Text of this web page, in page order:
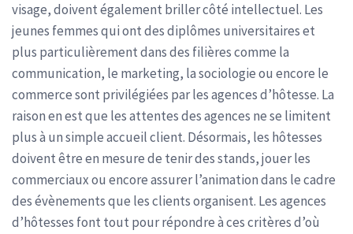
visage, doivent également briller côté intellectuel. Les
jeunes femmes qui ont des diplômes universitaires et
plus particulièrement dans des filières comme la
communication, le marketing, la sociologie ou encore le
commerce sont privilégiées par les agences d’hôtesse. La
raison en est que les attentes des agences ne se limitent
plus à un simple accueil client. Désormais, les hôtesses
doivent être en mesure de tenir des stands, jouer les
commerciaux ou encore assurer l’animation dans le cadre
des évènements que les clients organisent. Les agences
d’hôtesses font tout pour répondre à ces critères d’où